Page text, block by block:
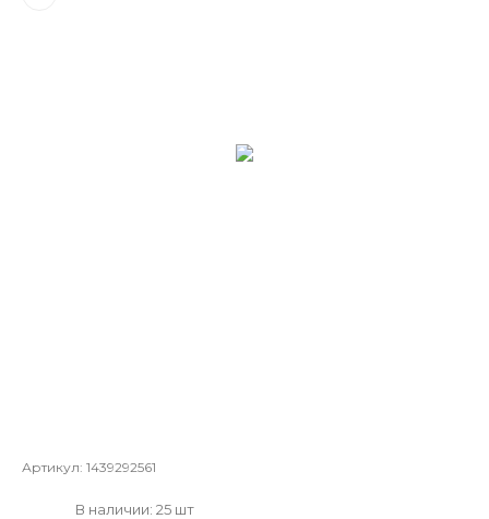
Артикул: 1439292561
В наличии: 25 шт